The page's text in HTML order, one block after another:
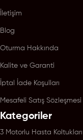
İletişim
Blog
Oturma Hakkında
Kalite ve Garanti
İptal İade Koşulları
Mesafeli Satış Sözleşmesi
Kategoriler
3 Motorlu Hasta Koltukları